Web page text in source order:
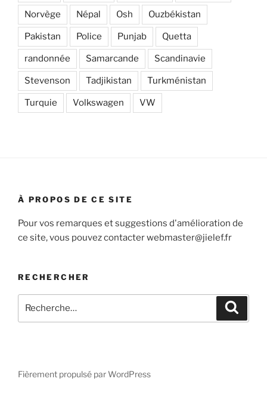
Norvège Népal Osh Ouzbékistan
Pakistan Police Punjab Quetta
randonnée Samarcande Scandinavie
Stevenson Tadjikistan Turkménistan
Turquie Volkswagen VW
À PROPOS DE CE SITE
Pour vos remarques et suggestions d'amélioration de
ce site, vous pouvez contacter webmaster@jielef.fr
RECHERCHER
pour
Fièrement propulsé par WordPress